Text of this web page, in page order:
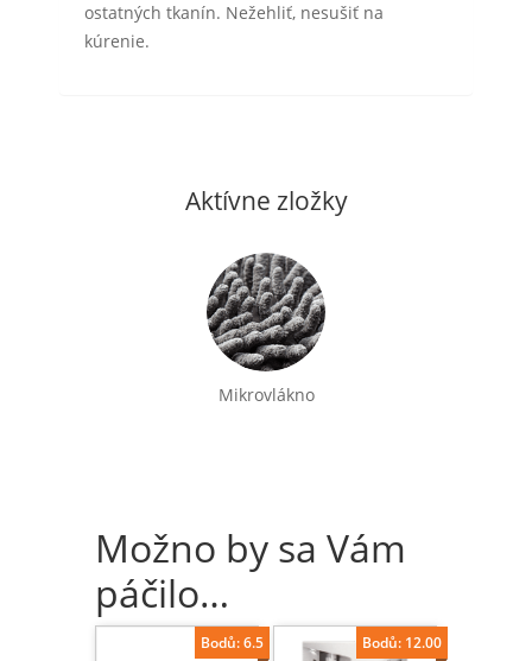
ostatných tkanín. Nežehliť, nesušiť na
kúrenie.
Aktívne zložky
Mikrovlákno
Možno by sa Vám
páčilo…
Bodů: 6.5 Bodů: 12.00